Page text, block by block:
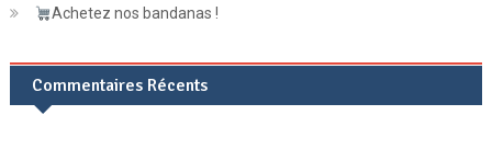
Achetez nos bandanas !
Commentaires Récents